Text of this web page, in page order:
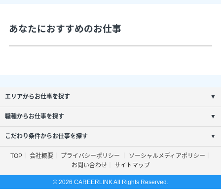
あなたにおすすめのお仕事
エリアからお仕事を探す ▼
職種からお仕事を探す ▼
こだわり条件からお仕事を探す ▼
TOP 会社概要 プライバシーポリシー
ソーシャルメディアポリシー
お問い合わせ
サイトマップ
© 2026 CAREERLINK All Rights Reserved.